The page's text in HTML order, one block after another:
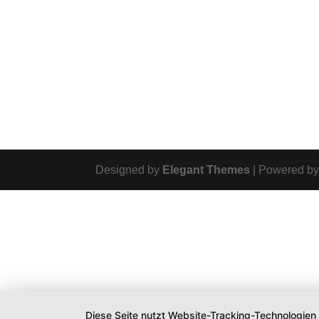
Designed by Elegant Themes | Powered
Diese Seite nutzt Website-Tracking-